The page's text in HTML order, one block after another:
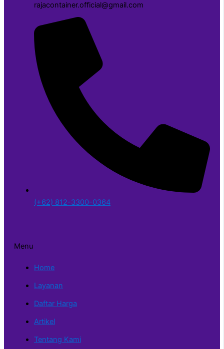
rajacontainer.official@gmail.com
(+62) 812-3300-0364
Menu
Home
Layanan
Daftar Harga
Artikel
Tentang Kami